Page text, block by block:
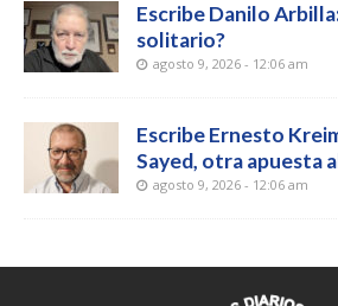
Escribe Danilo
solitario?
agosto 9, 2026 - 12:06 am
Escribe Ernesto
Sayed, otra apuesta
agosto 9, 2026 - 12:06 am